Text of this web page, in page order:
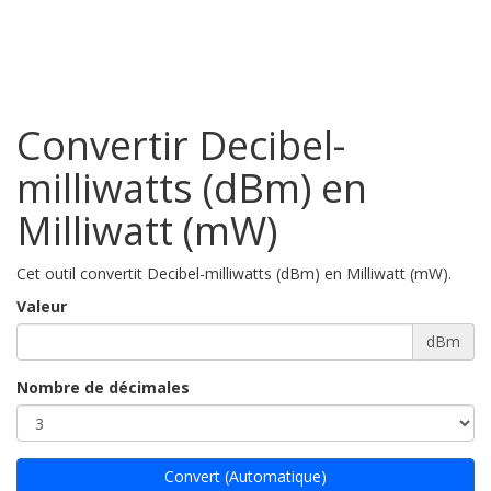
Convertir Decibel-
milliwatts (dBm) en
Milliwatt (mW)
Cet outil convertit Decibel-milliwatts (dBm) en Milliwatt (mW).
Valeur
dBm
Nombre de décimales
Convert (Automatique)